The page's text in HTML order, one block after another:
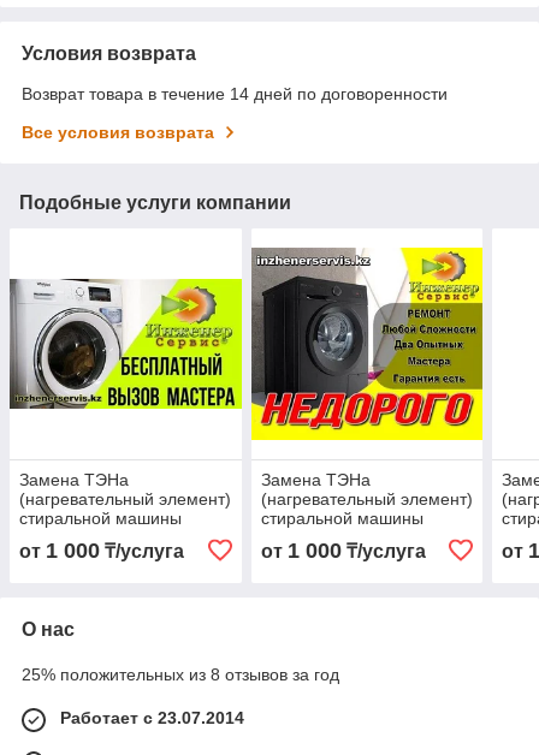
Условия возврата
Возврат товара в течение 14 дней по договоренности
Все условия возврата
Подобные услуги компании
Замена ТЭНа
(нагревательный элемент)
стиральной машины
Hotpoint-Ariston/Хотпоинт-
Аристон
от 1 000 ₸/услуга
Замена ТЭНа
(нагревательный элемент)
стиральной машины
от 1 000₸/услуга от
О нас
25% положительных из 8 отзывов за год
Работает с 23.07.2014